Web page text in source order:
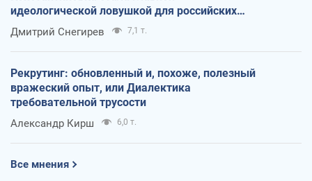
идеологической ловушкой для российских
оккупантов
Дмитрий Снегирев 7,1 т.
Рекрутинг: обновленный и, похоже, полезный
вражеский опыт, или Диалектика
требовательной трусости
Александр Кирш 6,0 т.
Все мнения